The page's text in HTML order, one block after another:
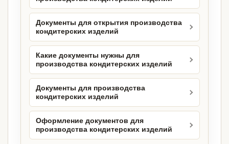
Документы для открытия производства
кондитерских изделий
Какие документы нужны для
производства кондитерских изделий
Документы для производства
кондитерских изделий
Оформление документов для
производства кондитерских изделий